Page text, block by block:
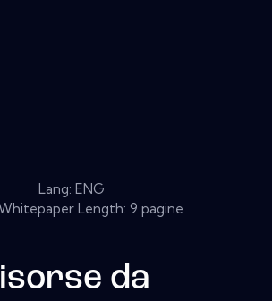
Lang: ENG
Length: 9 pagine
da